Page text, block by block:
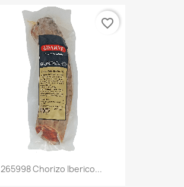
265998 Chorizo Iberico...
favorite_border